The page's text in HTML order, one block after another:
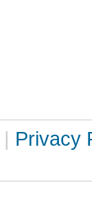
| Privacy